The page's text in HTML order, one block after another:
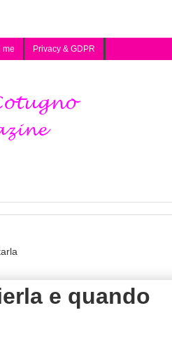
me Privacy & GDPR
e quando